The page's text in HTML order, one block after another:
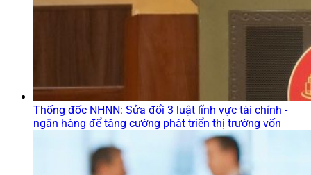
Thống đốc NHNN: Sửa đổi 3 luật lĩnh vực tài chính -
ngân hàng để tăng cường phát triển thị trường vốn